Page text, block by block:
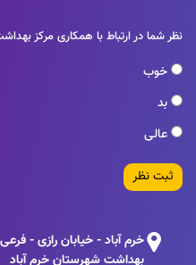
نظر شما در ارتباط با همکاری مرکز
خوب
بد
عالی
ثبت نظر
خرم آباد - خیابان رازی -
بهداشت شهرستان خرم آباد